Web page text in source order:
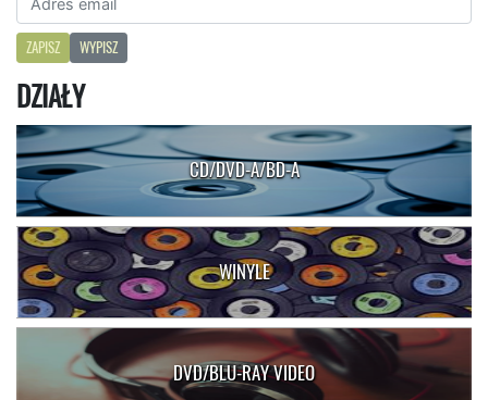
ZAPISZ WYPISZ
DZIAŁY
CD/DVD-A/BD-A
WINYLE
DVD/BLU-RAY VIDEO